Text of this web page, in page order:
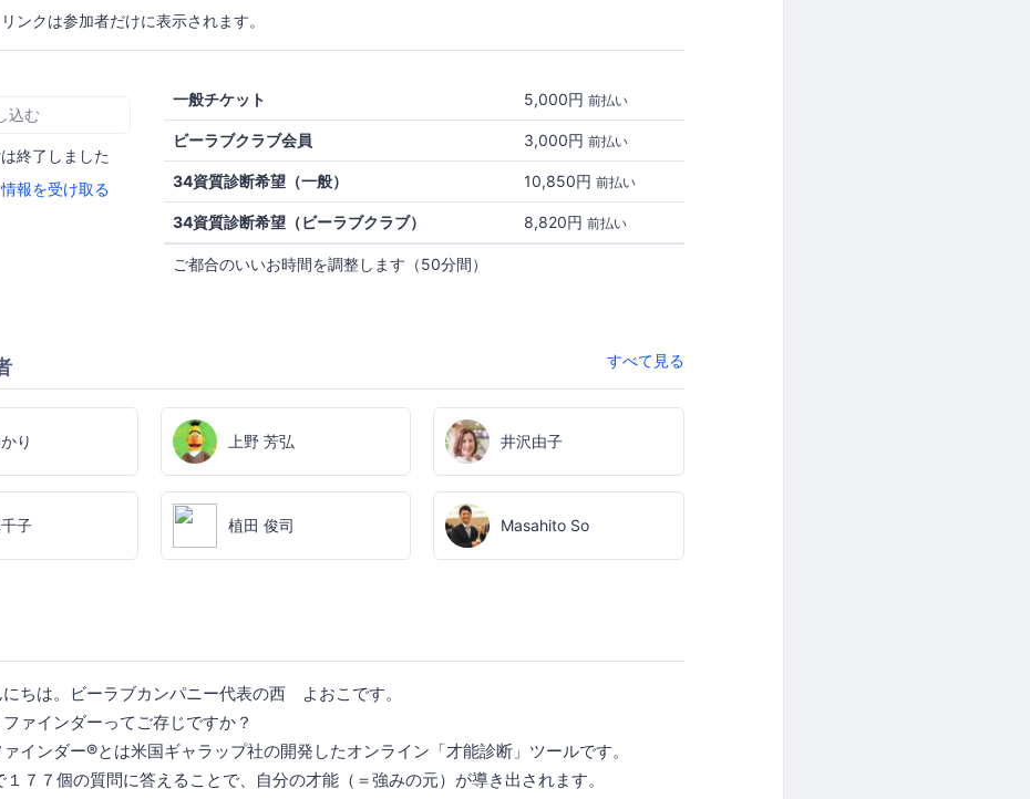
リンクは参加者だけに表示されます。
込む
終了しました
報を受け取る
一般チケット 5,000円 前払い
ビーラブクラブ会員 3,000円 前払い
34資質診断希望（一般） 10,850円 前払い
34資質診断希望（ビーラブクラブ） 8,820円 前払い
ご都合のいいお時間を調整します（50分間）
すべて見る
り 上野 芳弘 井沢由子
子 植田 俊司 Masahito So
ちは。ビーラブカンパニー代表の西 よおこです。
ァインダーってご存じですか？
インダー®とは米国ギャラップ社の開発したオンライン「才能診断」ツールです。
７７個の質問に答えることで、自分の才能（＝強みの元）が導き出されます。